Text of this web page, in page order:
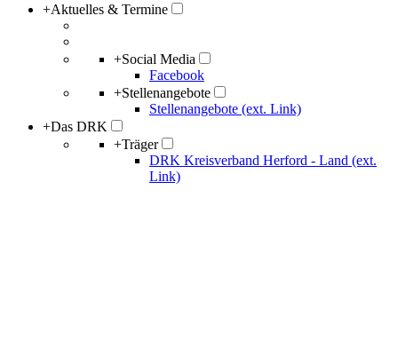
+Aktuelles & Termine
+Social Media
Facebook
+Stellenangebote
Stellenangebote (ext. Link)
+Das DRK
+Träger
DRK Kreisverband Herford - Land (ext.
Link)